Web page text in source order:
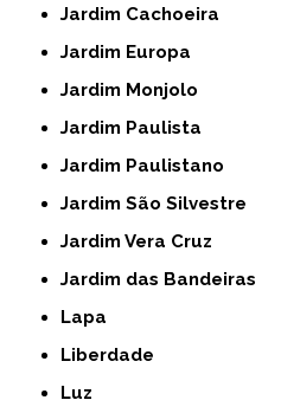
Jardim Cachoeira
Jardim Europa
Jardim Monjolo
Jardim Paulista
Jardim Paulistano
Jardim São Silvestre
Jardim Vera Cruz
Jardim das Bandeiras
Lapa
Liberdade
Luz